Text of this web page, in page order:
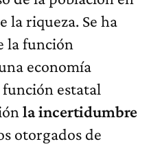
la riqueza. Se ha
la función
economía
estatal
la incertidumbre
otorgados de